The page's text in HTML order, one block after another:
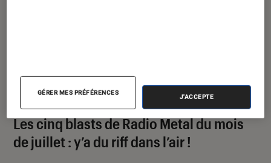
Les cinq blasts de Radio Metal du mois
de juillet : y’a du riff dans l’air !
SÉLECTION
Musique • 05 juillet 2021
GÉRER MES PRÉFÉRENCES
J'ACCEPTE